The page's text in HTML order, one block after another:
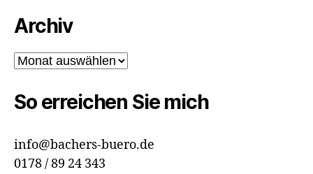
Archiv
Archiv
So erreichen Sie mich
info@bachers-buero.de
0178 / 89 24 343